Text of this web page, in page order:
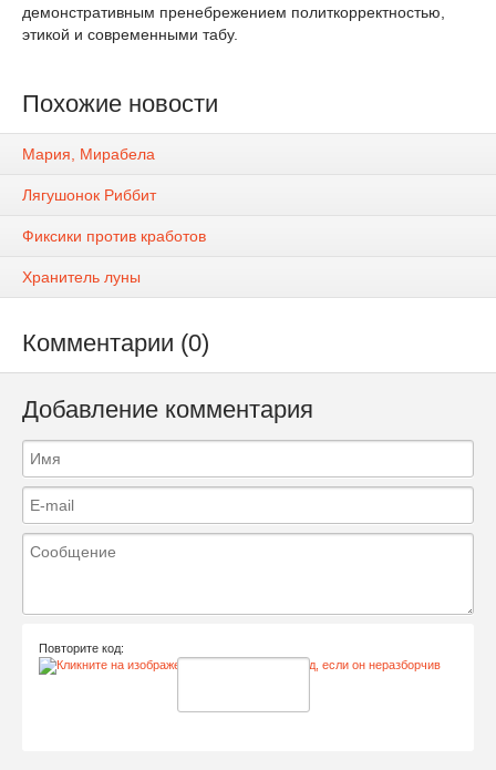
демонстративным пренебрежением политкорректностью,
этикой и современными табу.
Похожие новости
Мария, Мирабела
Лягушонок Риббит
Фиксики против кработов
Хранитель луны
Комментарии (0)
Добавление комментария
Повторите код: